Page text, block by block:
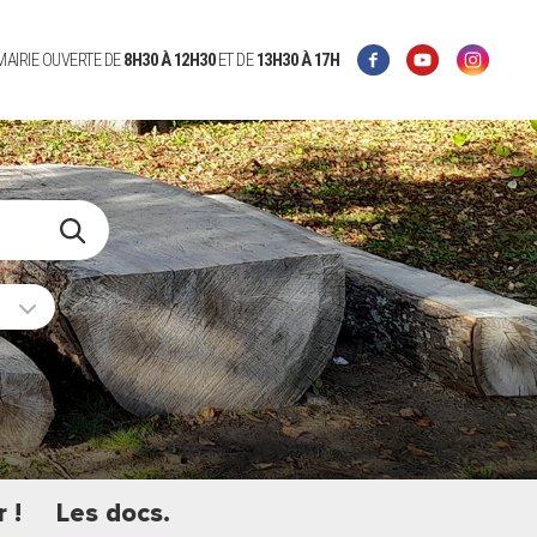
OUVERTE DE8H30 À 12H30ET DE13H30 À 17H
! Les docs.